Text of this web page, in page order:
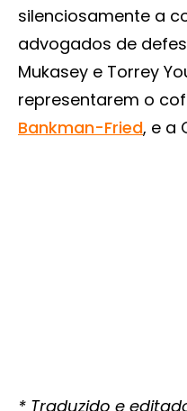
silenciosamente a
advogados de
Mukasey e Torrey
representarem o
Bankman-Fried, e a
* Traduzido e